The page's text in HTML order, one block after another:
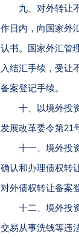
九、对外转让不
作日内，向国家外
认书。国家外汇管
入结汇手续，受让
备案登记手续。
十、以境外投资
发展改革委令第21
十一、境外投资
确认和办理债权转
对外债权转让备案
十二、境外投资
交易从事洗钱等违